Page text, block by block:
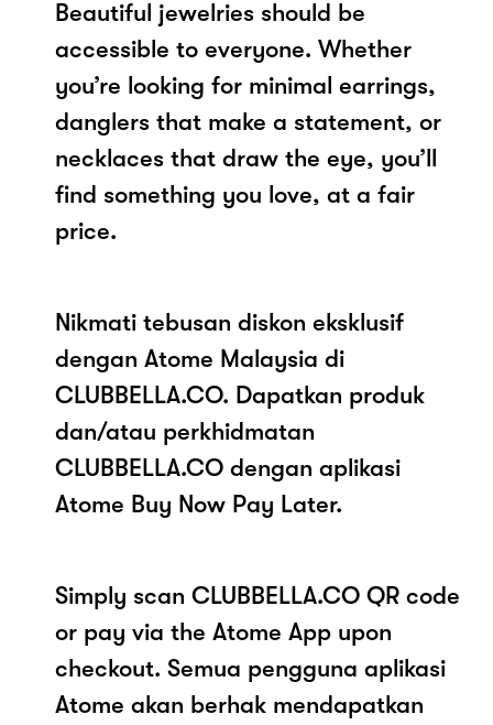
Beautiful jewelries should be
accessible to everyone. Whether
you’re looking for minimal earrings,
danglers that make a statement, or
necklaces that draw the eye, you’ll
find something you love, at a fair
price.
Nikmati tebusan diskon eksklusif
dengan Atome Malaysia di
CLUBBELLA.CO. Dapatkan produk
dan/atau perkhidmatan
CLUBBELLA.CO dengan aplikasi
Atome Buy Now Pay Later.
Simply scan CLUBBELLA.CO QR code
or pay via the Atome App upon
checkout. Semua pengguna aplikasi
Atome akan berhak mendapatkan